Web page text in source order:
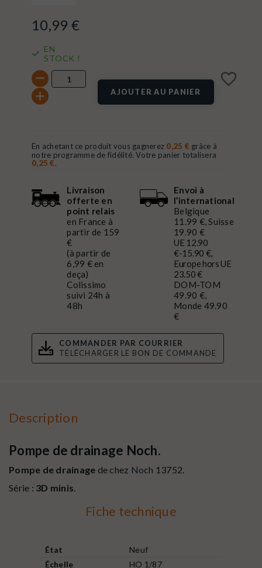
10,99 €
EN
STOCK !
AJOUTER AU PANIER
favorite_border
En achetant ce produit vous gagnerez 0,25 € grâce à
notre programme de fidélité. Votre panier totalisera
0,25 €.
Livraison
offerte en
point relais
en France à
partir de 159
€
(à partir de
6,99 € en
deça)
Colissimo
suivi 24h à
48h
Envoi à
l’international
Belgique
11.99 €, Suisse
19.90 €
UE 12.90
€-15.90 €,
Europe hors UE
23.50 €
DOM-TOM
49.90 €,
Monde 49.90
€
COMMANDER PAR COURRIER
TÉLÉCHARGER LE BON DE COMMANDE
Description
Pompe de drainage Noch.
Pompe de drainage de chez Noch 13752.
Série : 3D minis
Fiche technique
État
Neuf
Échelle
HO 1/87